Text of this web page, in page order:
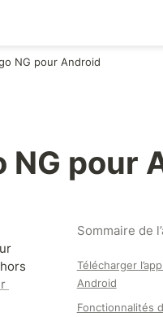
NG pour Android
NG pour
Sommaire de
Télécharger
Android
Fonctionnalités